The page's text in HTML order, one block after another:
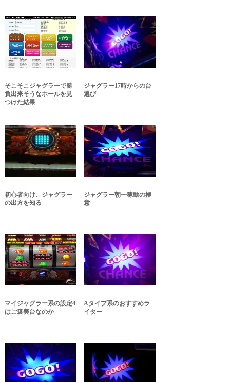
そこそこジャグラーで勝
負出来そうなホールを見
つけた結果
ジャグラー17時からの台
選び
初心者向け、ジャグラー
の出方を知る
ジャグラー朝一稼動の極
意
マイジャグラー系の設定4
はご褒美台なのか
Aタイプ系のおすすめラ
イター